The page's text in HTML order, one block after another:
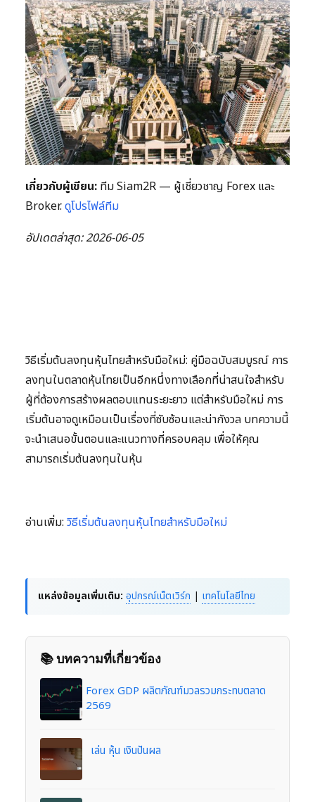
เกี่ยวกับผู้เขียน: ทีม Siam2R — ผู้เชี่ยวชาญ Forex และ
Broker.ดูโปรไฟล์ทีม
อัปเดตล่าสุด: 2026-06-05
วิธีเริ่มต้นลงทุนหุ้นไทยสำหรับมือใหม่: คู่มือฉบับสมบูรณ์ การ
ลงทุนในตลาดหุ้นไทยเป็นอีกหนึ่งทางเลือกที่น่าสนใจสำหรับ
ผู้ที่ต้องการสร้างผลตอบแทนระยะยาว แต่สำหรับมือใหม่ การ
เริ่มต้นอาจดูเหมือนเป็นเรื่องที่ซับซ้อนและน่ากังวล บทความนี้
จะนำเสนอขั้นตอนและแนวทางที่ครอบคลุม เพื่อให้คุณ
สามารถเริ่มต้นลงทุนในหุ้น
อ่านเพิ่ม: วิธีเริ่มต้นลงทุนหุ้นไทยสำหรับมือใหม่
แหล่งข้อมูลเพิ่มเติม: อุปกรณ์เน็ตเวิร์ก | เทคโนโลยีไทย
📚 บทความที่เกี่ยวข้อง
Forex GDP ผลิตภัณฑ์มวลรวมกระทบตลาด
2569
เล่น หุ้น เงินปันผล